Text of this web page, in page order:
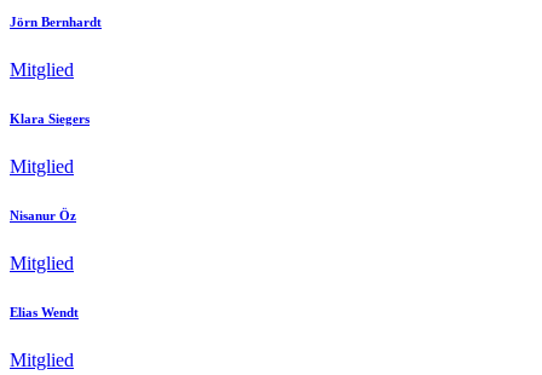
Jörn Bernhardt
Mitglied
Klara Siegers
Mitglied
Nisanur Öz
Mitglied
Elias Wendt
Mitglied